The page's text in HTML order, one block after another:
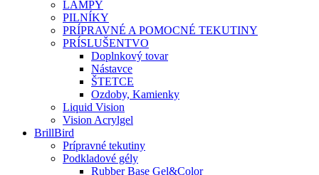
LAMPY
PILNÍKY
PRÍPRAVNÉ A POMOCNÉ TEKUTINY
PRÍSLUŠENTVO
Doplnkový tovar
Nástavce
ŠTETCE
Ozdoby, Kamienky
Liquid Vision
Vision Acrylgel
BrillBird
Prípravné tekutiny
Podkladové gély
Rubber Base Gel&Color